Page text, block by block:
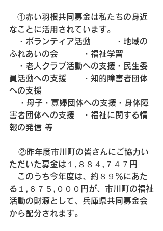
①赤い羽根共同募金は私たちの身近
なことに活用されています。
・ボランティア活動　　　・地域の
ふれあいの会　　　・福祉学習
・老人クラブ活動への支援・民生委
員活動への支援　　・知的障害者団体
への支援
害者団体への支援　・福祉に関する情
報の発信 等
ただいた募金は１,８８４,７４７円
このうち今年度は、約８９％にあた
る１,６７５,０００円が、市川町の福祉
活動の財源として、兵庫県共同募金会
から配分されます。